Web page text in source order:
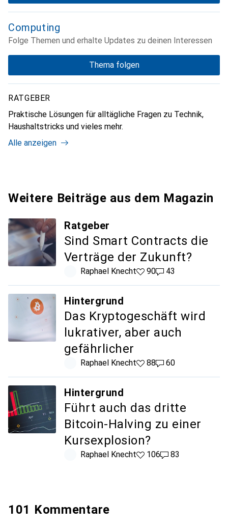
Computing
Folge Themen und erhalte Updates zu deinen Interessen
Thema folgen
RATGEBER
Praktische Lösungen für alltägliche Fragen zu Technik,
Haushaltstricks und vieles mehr.
Alle anzeigen
Weitere Beiträge aus dem Magazin
Ratgeber
Sind Smart Contracts die
Verträge der Zukunft?
Raphael Knecht90 Likes
9043 Kommentare
43
Hintergrund
Das Kryptogeschäft wird
lukrativer, aber auch
gefährlicher
Raphael Knecht88 Likes
8860 Kommentare
60
Hintergrund
Führt auch das dritte
Bitcoin-Halving zu einer
Kursexplosion?
Raphael Knecht106 Likes
10683 Kommentare
83
101 Kommentare